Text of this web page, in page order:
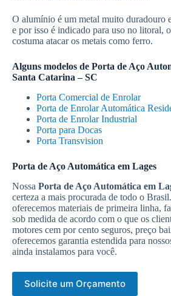
O alumínio é um metal muito duradouro
e por isso é indicado para uso no litoral,
costuma atacar os metais como ferro.
Alguns modelos de Porta de Aço
Santa Catarina – SC
Porta Comercial de Enrolar
Porta de Enrolar Automática
Porta de Enrolar Industrial
Porta para Docas
Porta Transvision
Porta de Aço Automática em Lages
Nossa Porta de Aço Automática em
certeza a mais procurada de todo o
oferecemos materiais de primeira linha,
sob medida de acordo com o que os
motores cem por cento seguros, preço
oferecemos garantia estendida para
ainda instalamos para você.
Solicite um Orçamento